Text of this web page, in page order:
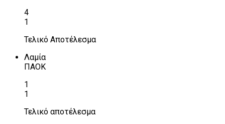
4
1
Τελικό Αποτέλεσμα
Λαμία
ΠΑΟΚ
1
1
Τελικό αποτέλεσμα